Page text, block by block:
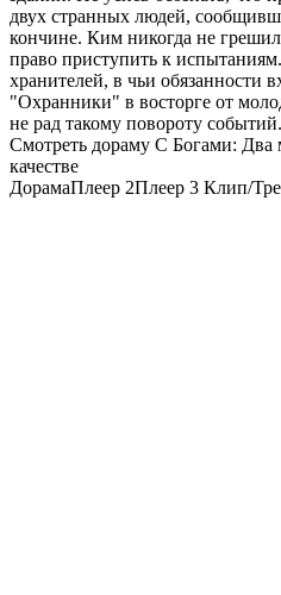
двух странных людей,
кончине. Ким никогда не
право приступить к
хранителей, в чьи обязанности
"Охранники" в восторге от
не рад такому повороту
Смотреть дораму С Богами: Два
качестве
ДорамаПлеер 2Плеер 3 Клип/